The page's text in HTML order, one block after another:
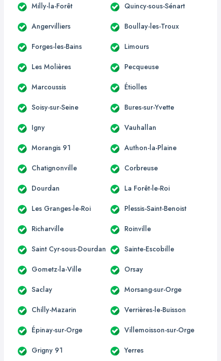
Milly-la-Forêt Quincy-sous-Sénart
Angervilliers Boullay-les-Troux
Forges-les-Bains Limours
Les Molières Pecqueuse
Marcoussis Étiolles
Soisy-sur-Seine Bures-sur-Yvette
Igny Vauhallan
Morangis 91 Authon-la-Plaine
Chatignonville Corbreuse
Dourdan La Forêt-le-Roi
Les Granges-le-Roi Plessis-Saint-Benoist
Richarville Roinville
Saint Cyr-sous-Dourdan Sainte-Escobille
Gometz-la-Ville Orsay
Saclay Morsang-sur-Orge
Chilly-Mazarin Verrières-le-Buisson
Épinay-sur-Orge Villemoisson-sur-Orge
Grigny 91 Yerres